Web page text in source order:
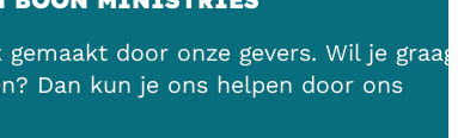
door onze gevers. Wil je graag
Dan kun je ons helpen door ons